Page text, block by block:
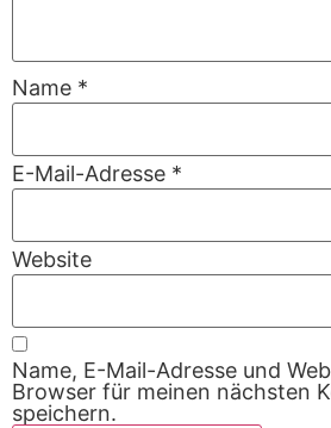
Name *
E-Mail-Adresse *
Website
Name, E-Mail-Adresse und
Browser für meinen nächsten
speichern.